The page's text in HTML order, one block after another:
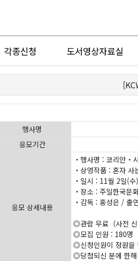
각종신청 도서영상자료실
행사명
응모기간
응모 상세내용
・행사명 : 코리안・
・상영작품 : 혼자 사
・일시 : 11월 2일(
・장소 : 주일한국문
・감독 : 홍성은 / 출
◎관람 무료（사전 신
◎모집 인원 : 180명
◎신청인원이 정원을
◎당첨되신 분에 한해